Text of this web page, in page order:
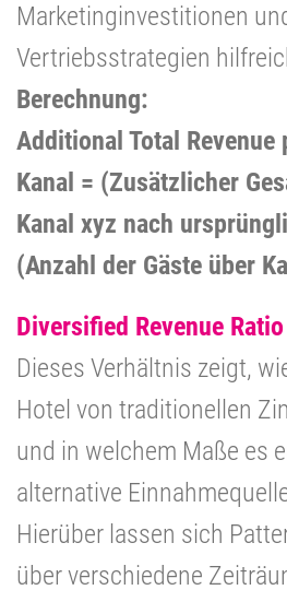
Marketinginvestitionen
Vertriebsstrategien
Berechnung:
Additional Total Revenue
Kanal = (Zusätzlicher
Kanal xyz nach
(Anzahl der Gäste über
Diversified Revenue Ratio
Dieses Verhältnis zeigt,
Hotel von traditionellen
und in welchem Maße es
alternative
Hierüber lassen sich
über verschiedene